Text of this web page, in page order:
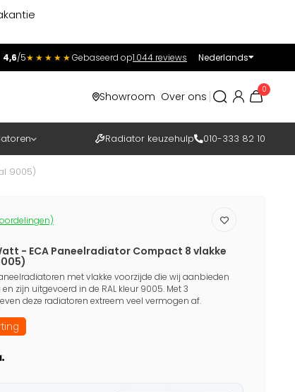
4,6/5★★★★★Gebaseerd op1.044 reviews Nederlands
Showroom Over ons
0
Radiator keuzehulp 010-333 82 10
9005)
- ECA Paneelradiator Compact 8 vlakke
met vlakke voorzijde die wij aanbieden
zijn uitgevoerd in de RAL kleur 9005. Met 3
deze radiatoren extreem veel vermogen af.